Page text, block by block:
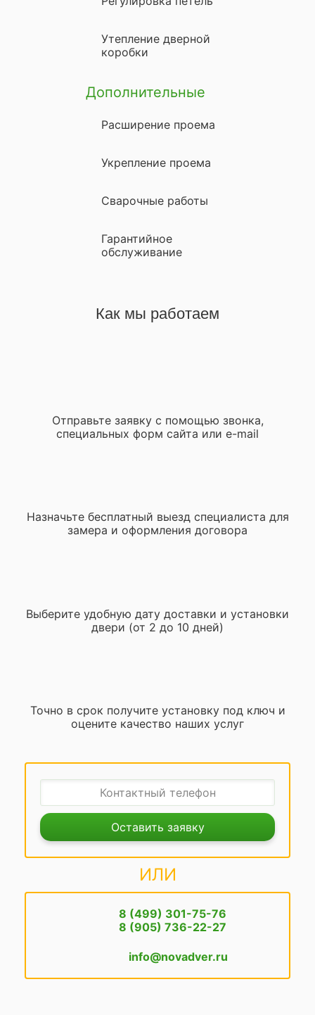
Утепление дверной
коробки
Дополнительные
Расширение проема
Укрепление проема
Сварочные работы
Гарантийное
обслуживание
Как мы работаем
Отправьте заявку с помощью звонка,
специальных форм сайта или e-mail
Назначьте бесплатный выезд специалиста для
замера и оформления договора
Выберите удобную дату доставки и установки
двери (от 2 до 10 дней)
Точно в срок получите установку под ключ и
оцените качество наших услуг
Оставить заявку
ИЛИ
8 (499) 301-75-76
8 (905) 736-22-27
info@novadver.ru